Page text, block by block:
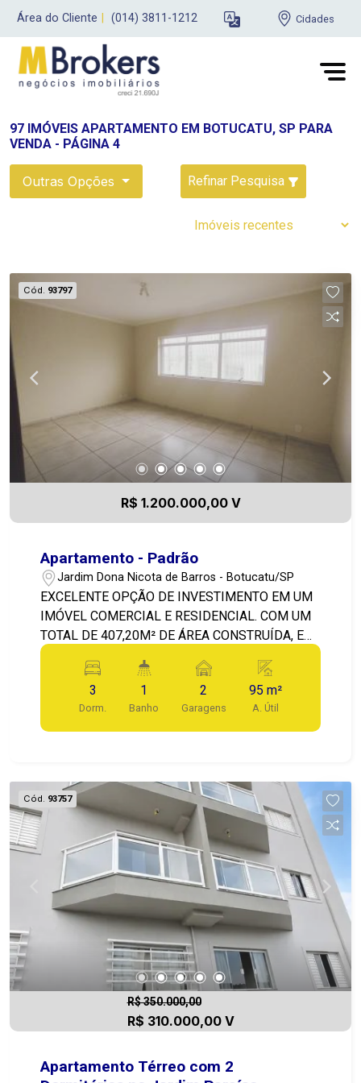
Área do Cliente (014) 3811-1212 Cidades
97 IMÓVEIS APARTAMENTO EM BOTUCATU, SP PARA
VENDA - PÁGINA 4
Outras Opções Refinar Pesquisa
Cód. 93797
R$ 1.200.000,00 V
Apartamento - Padrão
Jardim Dona Nicota de Barros - Botucatu/SP
EXCELENTE OPÇÃO DE INVESTIMENTO EM UM
IMÓVEL COMERCIAL E RESIDENCIAL. COM UM
TOTAL DE 407,20M² DE ÁREA CONSTRUÍDA, EM
UM LOCAL DE MUITA CIRCULAÇÃO E PRÓXIMO
AO CENTRO DA CIDADE. NO PISO TÉRREO, UM
SALÃO COMERCIAL, JÁ ALUGADO. NO PISO
SUPERIOR SÃO 02 APARTAMENTOS, UM DELES
COM 95M², TOTALMENTE REFORMADO, COM 03
AMPLOS, SALA, COZINHA 01 BANHEIRO E
LAVANDERIA, ESTE JÁ COM RENDA DE
3
Dorm.
1
Banho
2
Garagens
95 m²
A. Útil
Cód. 93757
R$ 350.000,00
R$ 310.000,00 V
Apartamento Térreo com 2